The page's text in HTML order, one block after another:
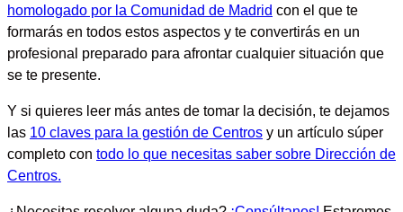
homologado por la Comunidad de Madrid con el que te
formarás en todos estos aspectos y te convertirás en un
profesional preparado para afrontar cualquier situación que
se te presente.
Y si quieres leer más antes de tomar la decisión, te dejamos
las 10 claves para la gestión de Centros y un artículo súper
completo con todo lo que necesitas saber sobre Dirección de
Centros.